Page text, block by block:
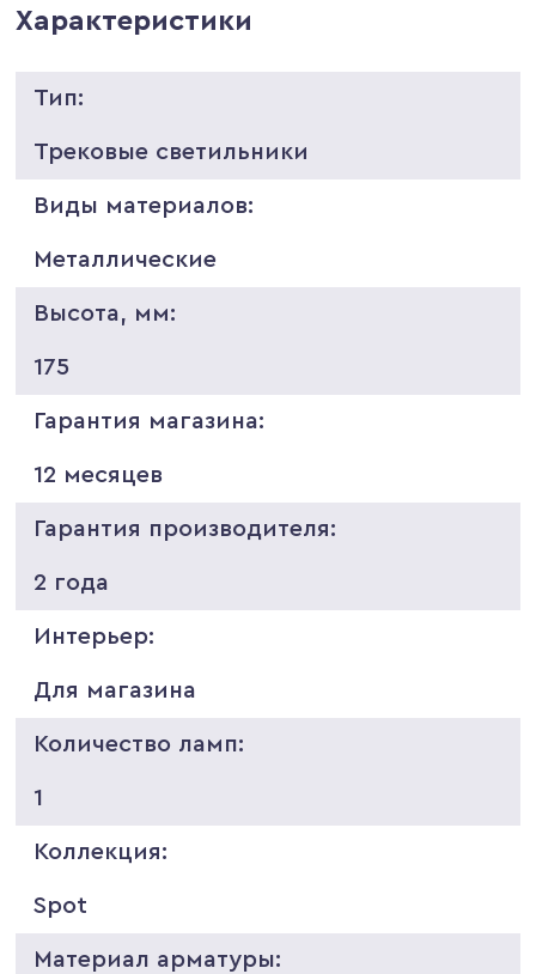
Характеристики
Тип:
Трековые светильники
Виды материалов:
Металлические
Высота, мм:
175
Гарантия магазина:
12 месяцев
Гарантия производителя:
2 года
Интерьер:
Для магазина
Количество ламп:
1
Коллекция:
Spot
Материал арматуры: